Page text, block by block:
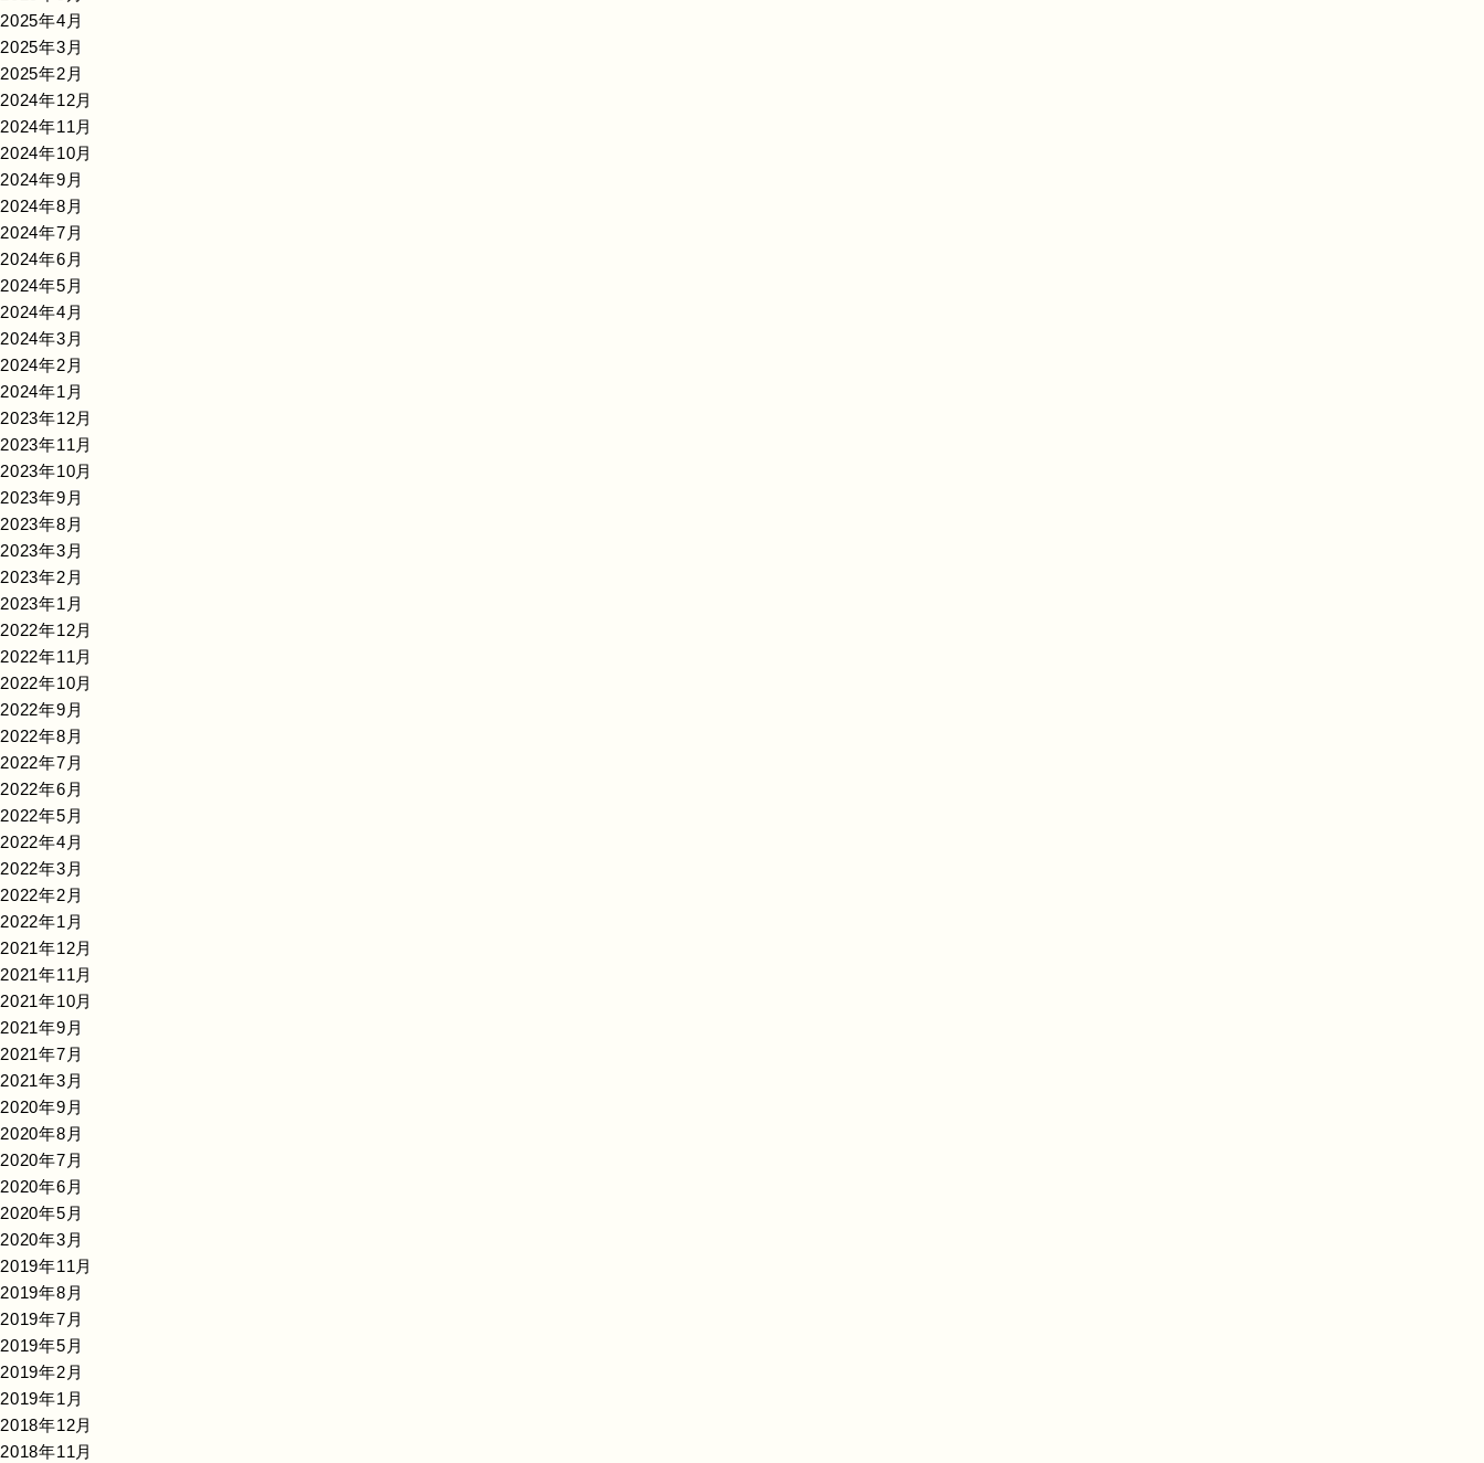
2025年4月
2025年3月
2025年2月
2024年12月
2024年11月
2024年10月
2024年9月
2024年8月
2024年7月
2024年6月
2024年5月
2024年4月
2024年3月
2024年2月
2024年1月
2023年12月
2023年11月
2023年10月
2023年9月
2023年8月
2023年3月
2023年2月
2023年1月
2022年12月
2022年11月
2022年10月
2022年9月
2022年8月
2022年7月
2022年6月
2022年5月
2022年4月
2022年3月
2022年2月
2022年1月
2021年12月
2021年11月
2021年10月
2021年9月
2021年7月
2021年3月
2020年9月
2020年8月
2020年7月
2020年6月
2020年5月
2020年3月
2019年11月
2019年8月
2019年7月
2019年5月
2019年2月
2019年1月
2018年12月
2018年11月